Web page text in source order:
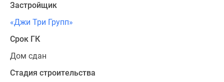
Застройщик
«Джи Три Групп»
Срок ГК
Дом сдан
Стадия строительства